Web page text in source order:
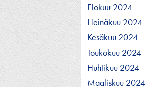
Elokuu 2024
Heinäkuu 2024
Kesäkuu 2024
Toukokuu 2024
Huhtikuu 2024
Maaliskuu 2024